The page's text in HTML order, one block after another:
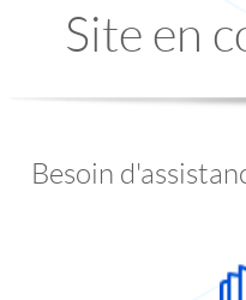
Site en
Besoin